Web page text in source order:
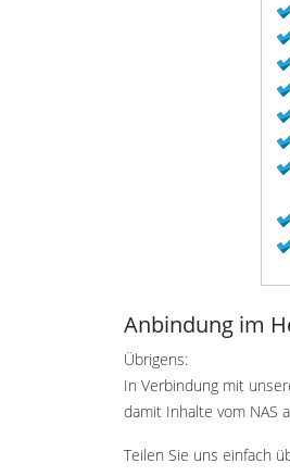
Anbindung im
Übrigens:
In Verbindung mit
damit Inhalte vom NAS
Teilen Sie uns einfach